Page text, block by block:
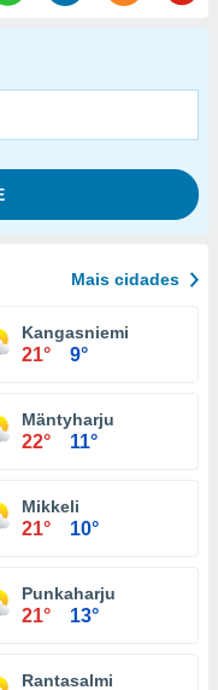
Mais cidades
Kangasniemi
21° 9°
Mäntyharju
22° 11°
Mikkeli
21° 10°
Punkaharju
21° 13°
Rantasalmi